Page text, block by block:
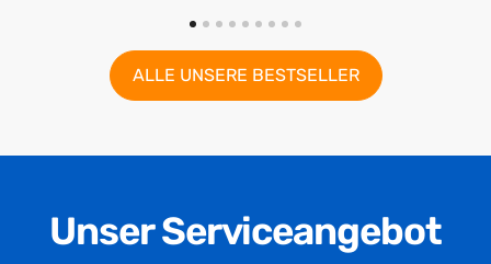
ALLE UNSERE BESTSELLER
Unser Serviceangebot